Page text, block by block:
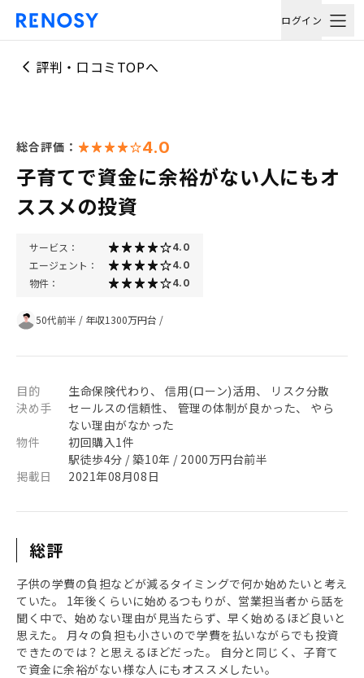
ログイン
評判・口コミTOPへ
総合評価： 4.0
子育てで資金に余裕がない人にもオ
ススメの投資
サービス： 4.0
エージェント： 4.0
物件： 4.0
50代前半 / 年収1300万円台 /
目的
生命保険代わり、 信用(ローン)活用、 リスク分散
決め手
セールスの信頼性、 管理の体制が良かった、 やら
ない理由がなかった
物件
初回購入1件
駅徒歩4分 / 築10年 / 2000万円台前半
掲載日
2021年08月08日
総評
子供の学費の負担などが減るタイミングで何か始めたいと考え
ていた。 1年後くらいに始めるつもりが、営業担当者から話を
聞く中で、始めない理由が見当たらず、早く始めるほど良いと
思えた。 月々の負担も小さいので学費を払いながらでも投資
できたのでは？と思えるほどだった。 自分と同じく、子育て
で資金に余裕がない様な人にもオススメしたい。